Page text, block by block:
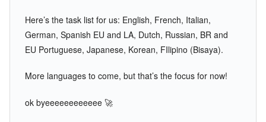
Here’s the task list for us: English, French, Italian,
German, Spanish EU and LA, Dutch, Russian, BR and
EU Portuguese, Japanese, Korean, FIlipino (Bisaya).
More languages to come, but that’s the focus for now!
ok byeeeeeeeeeeee 🚀